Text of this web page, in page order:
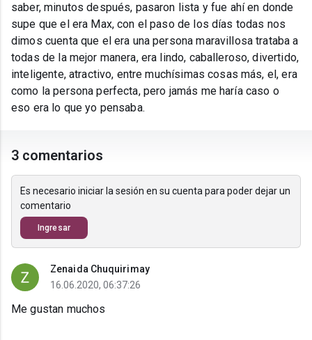
saber, minutos después, pasaron lista y fue ahí en donde
supe que el era Max, con el paso de los días todas nos
dimos cuenta que el era una persona maravillosa trataba a
todas de la mejor manera, era lindo, caballeroso, divertido,
inteligente, atractivo, entre muchísimas cosas más, el, era
como la persona perfecta, pero jamás me haría caso o
eso era lo que yo pensaba.
3 comentarios
Es necesario iniciar la sesión en su cuenta para poder dejar un
comentario
Ingresar
Zenaida Chuquirimay
16.06.2020, 06:37:26
Me gustan muchos